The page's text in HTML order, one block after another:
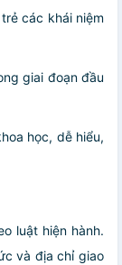
các khái niệm
giai đoạn đầu
học, dễ hiểu,
luật hiện hành.
và địa chỉ giao